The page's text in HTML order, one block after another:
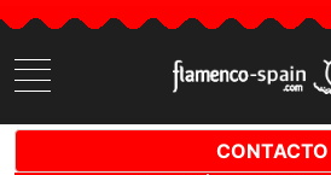
Buscar
productos
CONTACTO